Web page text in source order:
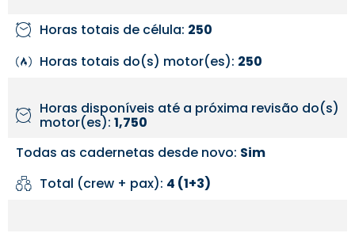
Horas totais de célula: 250
Horas totais do(s) motor(es): 250
Horas disponíveis até a próxima revisão do(s)
motor(es): 1,750
Todas as cadernetas desde novo: Sim
Total (crew + pax): 4 (1+3)